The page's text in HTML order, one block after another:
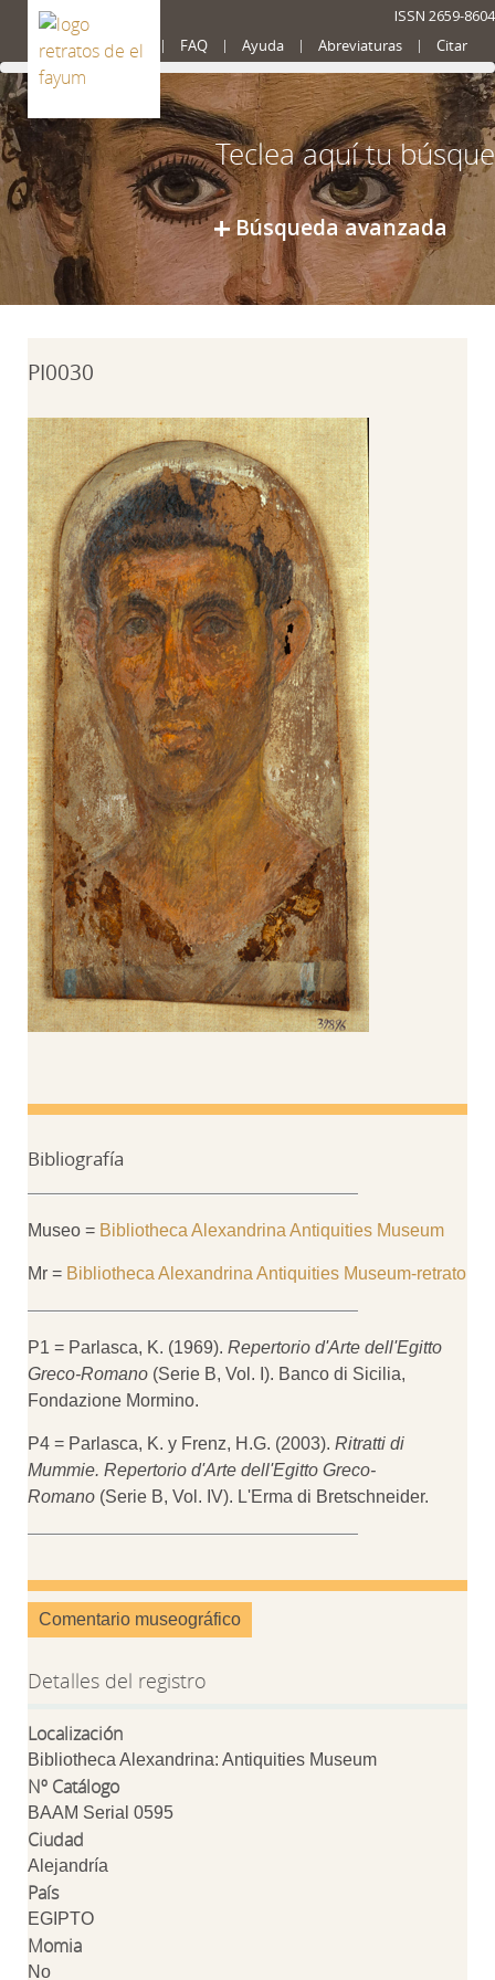
ISSN 2659-8604
Presentación FAQ Ayuda Abreviaturas Citar
Búsqueda avanzada
PI0030
Bibliografía
Museo = Bibliotheca Alexandrina Antiquities Museum
Mr = Bibliotheca Alexandrina Antiquities Museum-retrato
P1 = Parlasca, K. (1969). Repertorio d'Arte dell'Egitto
Greco-Romano (Serie B, Vol. I). Banco di Sicilia,
Fondazione Mormino.
P4 = Parlasca, K. y Frenz, H.G. (2003). Ritratti di
Mummie. Repertorio d'Arte dell'Egitto Greco-
Romano (Serie B, Vol. IV). L'Erma di Bretschneider.
Comentario museográfico
Detalles del registro
Localización
Bibliotheca Alexandrina: Antiquities Museum
Nº Catálogo
BAAM Serial 0595
Ciudad
Alejandría
País
EGIPTO
Momia
No